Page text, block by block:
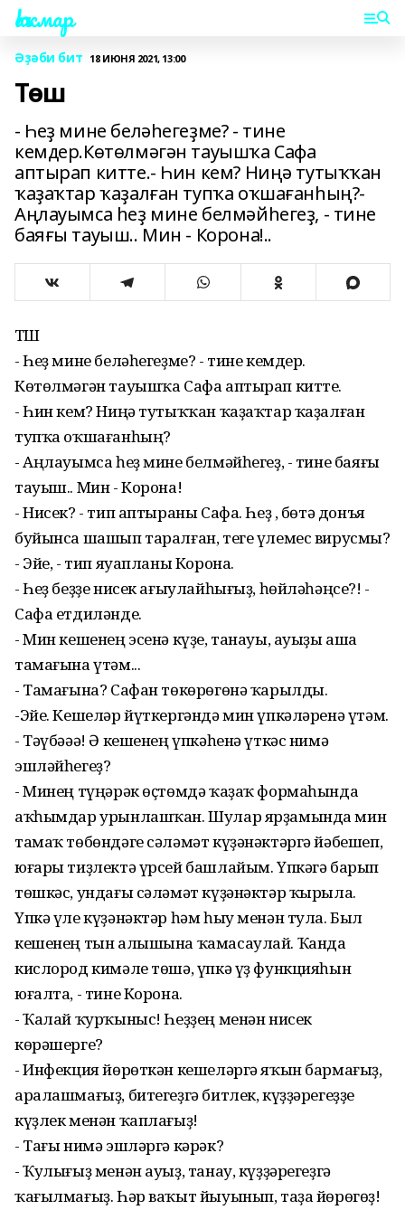
Һаҡмар
Әҙәби бит 18 ИЮНЯ 2021, 13:00
Төш
- Һеҙ мине беләһегеҙме? - тине
кемдер.Көтөлмәгән тауышҡа Сафа
аптырап китте.- Һин кем? Ниңә тутыҡҡан
ҡаҙаҡтар ҡаҙалған тупҡа оҡшағанһың?-
Аңлауымса һеҙ мине белмәйһегеҙ, - тине
баяғы тауыш.. Мин - Корона!..
ТӨШ
- Һеҙ мине беләһегеҙме? - тине кемдер.
Көтөлмәгән тауышҡа Сафа аптырап китте.
- Һин кем? Ниңә тутыҡҡан ҡаҙаҡтар ҡаҙалған
тупҡа оҡшағанһың?
- Аңлауымса һеҙ мине белмәйһегеҙ, - тине баяғы
тауыш.. Мин - Корона!
- Нисек? - тип аптыраны Сафа. Һеҙ , бөтә донъя
буйынса шашып таралған, теге үлемес вирусмы?
- Эйе, - тип яуапланы Корона.
- Һеҙ беҙҙе нисек ағыулайһығыҙ, һөйләһәңсе?! -
Сафа етдиләнде.
- Мин кешенең эсенә күҙе, танауы, ауыҙы аша
тамағына үтәм...
- Тамағына? Сафан төкөрөгөнә ҡарылды.
-Эйе. Кешеләр йүткергәндә мин үпкәләренә үтәм.
- Тәүбәәә! Ә кешенең үпкәһенә үткәс нимә
эшләйһегеҙ?
- Минең түңәрәк өҫтөмдә ҡаҙаҡ формаһында
аҡһымдар урынлашҡан. Шулар ярҙамында мин
тамаҡ төбөндәге сәләмәт күҙәнәктәргә йәбешеп,
юғары тиҙлектә үрсей башлайым. Үпкәгә барып
төшкәс, ундағы сәләмәт күҙәнәктәр ҡырыла.
Үпкә үле күҙәнәктәр һәм һыу менән тула. Был
кешенең тын алышына ҡамасаулай. Ҡанда
кислород кимәле төшә, үпкә үҙ функцияһын
юғалта, - тине Корона.
- Ҡалай ҡурҡыныс! Һеҙҙең менән нисек
көрәшерге?
- Инфекция йөрөткән кешеләргә яҡын бармағыҙ,
аралашмағыҙ, битегеҙгә битлек, күҙҙәрегеҙҙе
күҙлек менән ҡаплағыҙ!
- Тағы нимә эшләргә кәрәк?
- Ҡулығыҙ менән ауыҙ, танау, күҙҙәрегеҙгә
ҡағылмағыҙ. Һәр ваҡыт йыуынып, таҙа йөрөгөҙ!